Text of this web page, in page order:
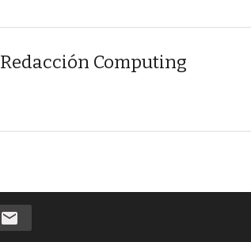
Redacción Computing